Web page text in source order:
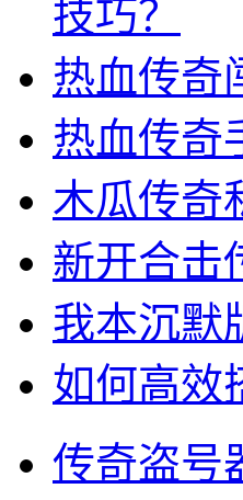
技巧？
热血传奇
热血传奇
木瓜传奇
新开合击
我本沉默
如何高效
传奇盗号